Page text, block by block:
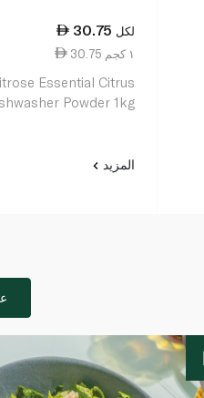
30.75 لكل
30.75 ١ كجم
Essential Citrus
Powder 1kg
المزيد